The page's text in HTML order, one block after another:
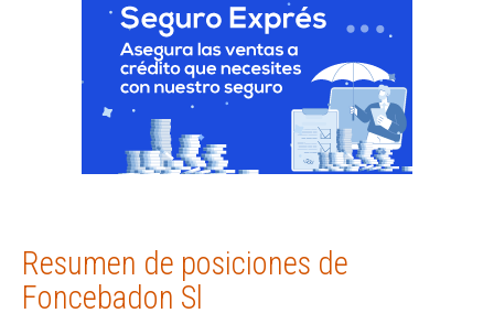
Resumen de posiciones de
Foncebadon Sl